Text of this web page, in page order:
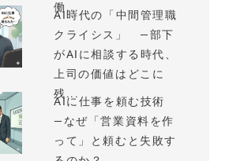
働...
AI時代の「中間管理職
クライシス」 —部下
がAIに相談する時代、
上司の価値はどこに
残...
AIに仕事を頼む技術
—なぜ「営業資料を作
って」と頼むと失敗す